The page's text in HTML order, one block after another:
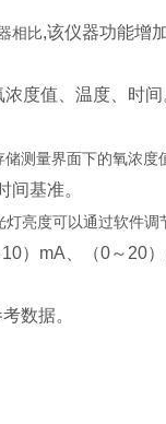
相比,该仪器功能增
度值、温度、时间
测量界面下的氧浓度
间基准。
灯亮度可以通过软件调
）mA、（0～20
数据。